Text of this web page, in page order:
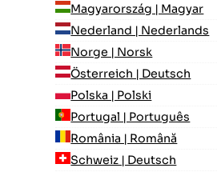
Magyarország | Magyar
Nederland | Nederlands
Norge | Norsk
Österreich | Deutsch
Polska | Polski
Portugal | Português
România | Română
Schweiz | Deutsch